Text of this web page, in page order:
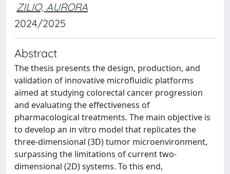
ZILIO, AURORA
2024/2025
Abstract
The thesis presents the design, production, and
validation of innovative microfluidic platforms
aimed at studying colorectal cancer progression
and evaluating the effectiveness of
pharmacological treatments. The main objective is
to develop an in vitro model that replicates the
three-dimensional (3D) tumor microenvironment,
surpassing the limitations of current two-
dimensional (2D) systems. To this end,